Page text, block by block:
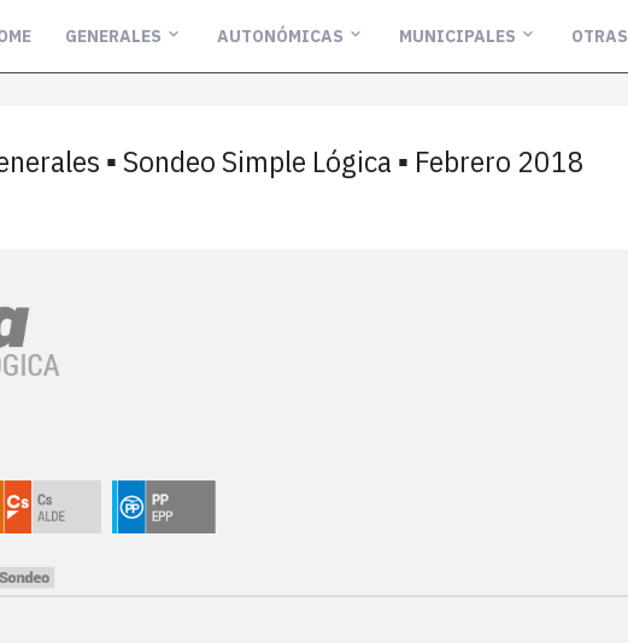
GENERALES AUTONÓMICAS MUNICIPALES OTRAS
▪ Sondeo Simple Lógica ▪ Febrero 2018